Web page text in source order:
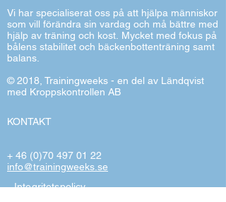
Vi har specialiserat oss på att hjälpa människor
som vill förändra sin vardag och må bättre med
hjälp av träning och kost. Mycket med fokus på
bålens stabilitet och bäckenbottenträning samt
balans.
© 2018, Trainingweeks - en del av Ländqvist
med Kroppskontrollen AB
KONTAKT
+ 46 (0)70 497 01 22
info@trainingweeks.se
Integritetspolicy